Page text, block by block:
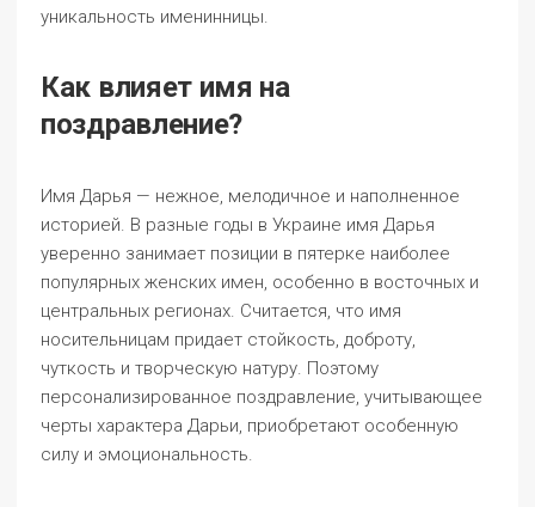
уникальность именинницы.
Как влияет имя на
поздравление?
Имя Дарья — нежное, мелодичное и наполненное
историей. В разные годы в Украине имя Дарья
уверенно занимает позиции в пятерке наиболее
популярных женских имен, особенно в восточных и
центральных регионах. Считается, что имя
носительницам придает стойкость, доброту,
чуткость и творческую натуру. Поэтому
персонализированное поздравление, учитывающее
черты характера Дарьи, приобретают особенную
силу и эмоциональность.